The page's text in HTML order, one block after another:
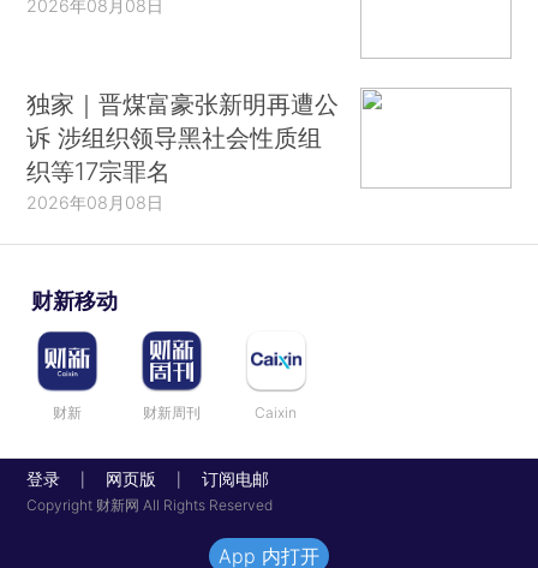
2026年08月08日
独家｜晋煤富豪张新明再遭公
诉 涉组织领导黑社会性质组
织等17宗罪名
2026年08月08日
财新移动
财新 财新周刊 Caixin
登录 网页版 订阅电邮
Copyright 财新网 All Rights Reserved
App 内打开